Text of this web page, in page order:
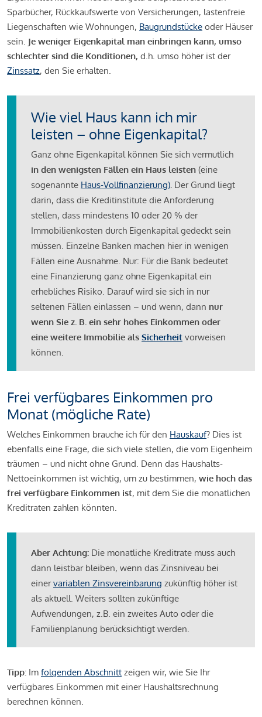
Sparbücher, Rückkaufswerte von Versicherungen, lastenfreie
Liegenschaften wie Wohnungen, Baugrundstücke oder Häuser
sein. Je weniger Eigenkapital man einbringen kann, umso
schlechter sind die Konditionen, d.h. umso höher ist der
Zinssatz, den Sie erhalten.
Wie viel Haus kann ich mir
leisten – ohne Eigenkapital?
Ganz ohne Eigenkapital können Sie sich vermutlich
in den wenigsten Fällen ein Haus leisten (eine
sogenannte Haus-Vollfinanzierung). Der Grund liegt
darin, dass die Kreditinstitute die Anforderung
stellen, dass mindestens 10 oder 20 % der
Immobilienkosten durch Eigenkapital gedeckt sein
müssen. Einzelne Banken machen hier in wenigen
Fällen eine Ausnahme. Nur: Für die Bank bedeutet
eine Finanzierung ganz ohne Eigenkapital ein
erhebliches Risiko. Darauf wird sie sich in nur
seltenen Fällen einlassen – und wenn, dann nur
wenn Sie z. B. ein sehr hohes Einkommen oder
eine weitere Immobilie als Sicherheit vorweisen
können.
Frei verfügbares Einkommen pro
Monat (mögliche Rate)
Welches Einkommen brauche ich für den Hauskauf? Dies ist
ebenfalls eine Frage, die sich viele stellen, die vom Eigenheim
träumen – und nicht ohne Grund. Denn das Haushalts-
Nettoeinkommen ist wichtig, um zu bestimmen, wie hoch das
frei verfügbare Einkommen ist, mit dem Sie die monatlichen
Kreditraten zahlen könnten.
Aber Achtung: Die monatliche Kreditrate muss auch
dann leistbar bleiben, wenn das Zinsniveau bei
einervariablen Zinsvereinbarung zukünftig höher ist
als aktuell. Weiters sollten zukünftige
Aufwendungen, z.B. ein zweites Auto oder die
Familienplanung berücksichtigt werden.
Tipp: Im folgenden Abschnitt zeigen wir, wie Sie Ihr
verfügbares Einkommen mit einer Haushaltsrechnung
berechnen können.